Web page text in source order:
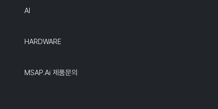
AI
HARDWARE
MSAP.ai 제품문의